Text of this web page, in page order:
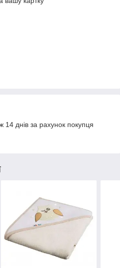
днів за рахунок покупця